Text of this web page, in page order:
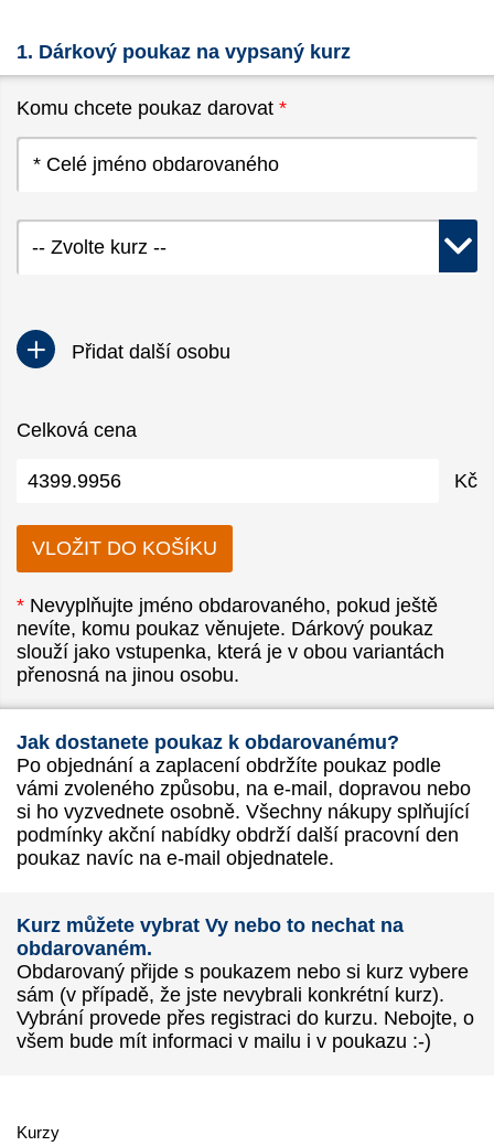
1. Dárkový poukaz na vypsaný kurz
Komu chcete poukaz darovat *
-- Zvolte kurz --
Přidat další osobu
Celková cena
Kč
* Nevyplňujte jméno obdarovaného, pokud ještě
nevíte, komu poukaz věnujete. Dárkový poukaz
slouží jako vstupenka, která je v obou variantách
přenosná na jinou osobu.
Jak dostanete poukaz k obdarovanému?
Po objednání a zaplacení obdržíte poukaz podle
vámi zvoleného způsobu, na e-mail, dopravou nebo
si ho vyzvednete osobně. Všechny nákupy splňující
podmínky akční nabídky obdrží další pracovní den
poukaz navíc na e-mail objednatele.
Kurz můžete vybrat Vy nebo to nechat na
obdarovaném.
Obdarovaný přijde s poukazem nebo si kurz vybere
sám (v případě, že jste nevybrali konkrétní kurz).
Vybrání provede přes registraci do kurzu. Nebojte, o
všem bude mít informaci v mailu i v poukazu :-)
Kurzy